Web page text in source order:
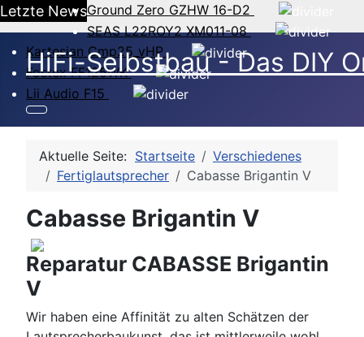
Letzte NewsGround Zero GZHW 16-D2
SEAS L22ROY2 XM011-08
Kartesian Cmp25_vHP
Fostex FF125WK
Lii Audio F15
HiFi-Selbstbau - Das DIY
Aktuelle Seite: Startseite
Verschiedenes
Fertiglautsprecher
Cabasse Brigantin V
Cabasse Brigantin V
Reparatur CABASSE Brigantin
V
Wir haben eine Affinität zu alten Schätzen der